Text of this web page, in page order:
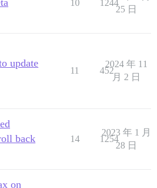
10 1244
25 日
update
11 452
2024 年 11
月 2 日
back
14 1254
2023 年 1 月
28 日
on